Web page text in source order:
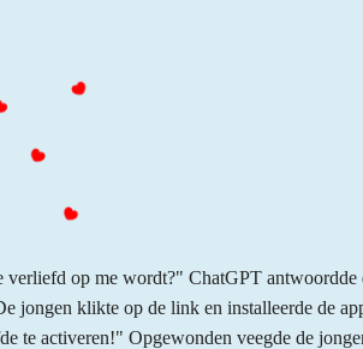
verliefd op me wordt?" ChatGPT antwoordde
jongen klikte op de link en installeerde de
te activeren!" Opgewonden veegde de